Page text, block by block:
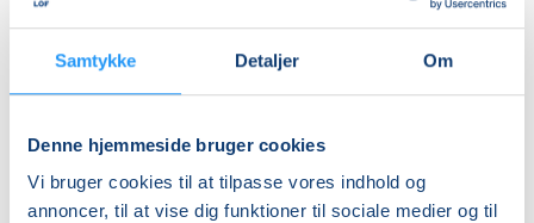
Samtykke Detaljer Om
Denne hjemmeside bruger cookies
Vi bruger cookies til at tilpasse vores indhold og
annoncer, til at vise dig funktioner til sociale medier og til
Ledig-KBH
DKK 237,00
Ledig-FRB
DKK 237,00